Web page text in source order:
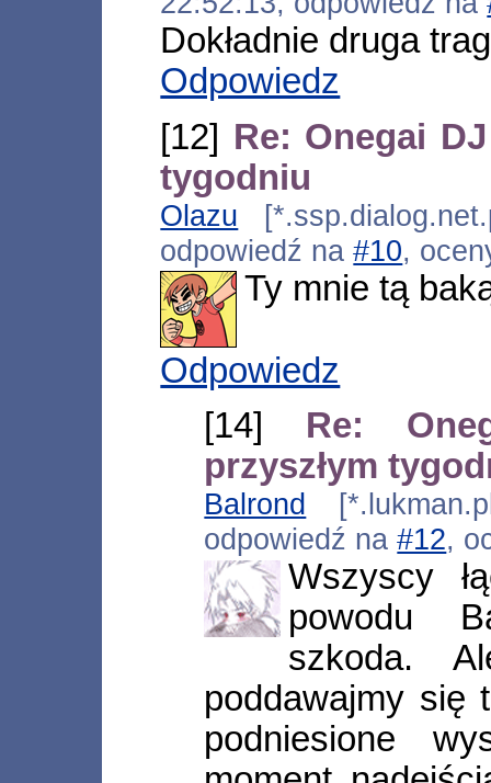
Dokładnie druga
Odpowiedz
[12] Re: Onegai
tygodniu
Olazu
odpowiedź na#10,
Ty mnie tą
Odpowiedz
[14] Re:
przyszłym
Balrond
odpowiedź na#12,
Wszyscy
powodu
szkoda.
poddawajmy się
podniesione